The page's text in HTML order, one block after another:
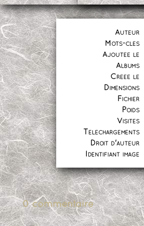
Auteur
Mots-clés
Ajoutée le
Albums
Créée le
Dimensions
Fichier
Poids
Visites
Téléchargements
Droit d'auteur
Identifiant image
0 commentaire